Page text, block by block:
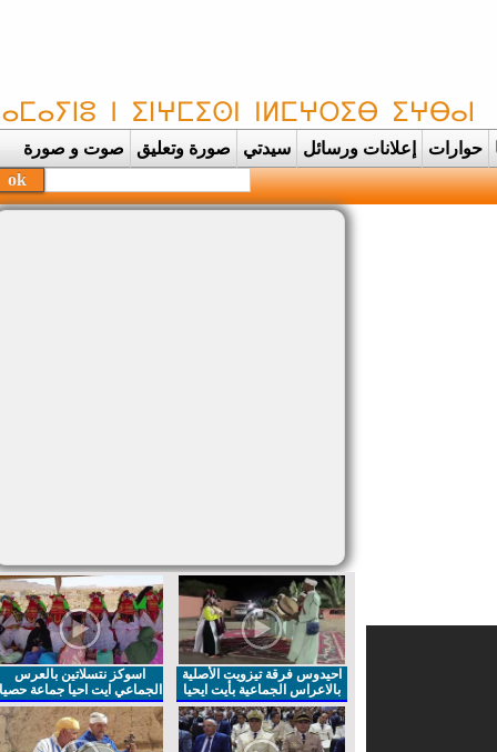
حوارات إعلانات ورسائل سيدتي صورة وتعليق صوت و صورة
احيدوس فرقة تيزويت الأصلية
بالاعراس الجماعية بأيت ايحيا
اسوكز نتسلاتين بالعرس
الجماعي ايت احيا جماعة حصيا